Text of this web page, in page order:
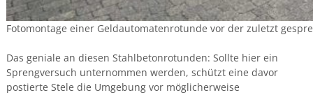
Fotomontage einer Geldautomatenrotunde vor der zuletzt
Das geniale an diesen Stahlbetonrotunden: Sollte hier ein
Sprengversuch unternommen werden, schützt eine davor
postierte Stele die Umgebung vor möglicherweise